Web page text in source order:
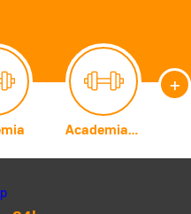
Academia de Artes Marciais
+